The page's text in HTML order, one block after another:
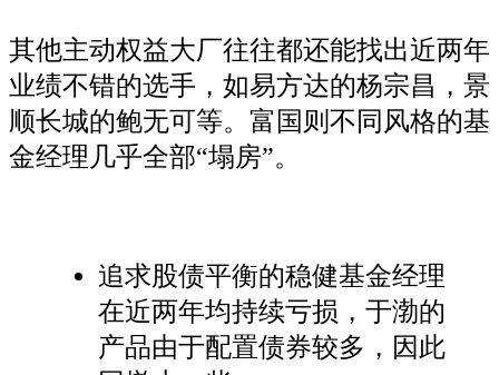
其他主动权益大厂往往都还能找出近两年
业绩不错的选手，如易方达的杨宗昌，景
顺长城的鲍无可等。富国则不同风格的基
金经理几乎全部“塌房”。
追求股债平衡的稳健基金经理
在近两年均持续亏损，于渤的
产品由于配置债券较多，因此